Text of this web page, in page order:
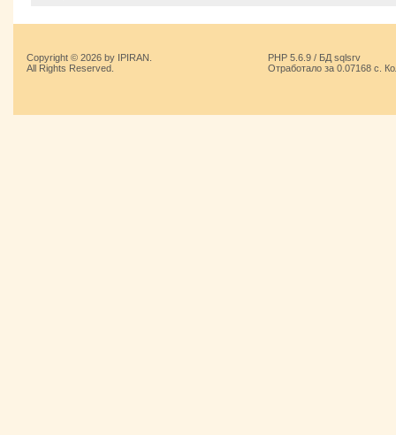
Copyright © 2026 by IPIRAN.
All Rights Reserved.
PHP 5.6.9 / БД sqlsrv
Отработало за 0.07168 с.